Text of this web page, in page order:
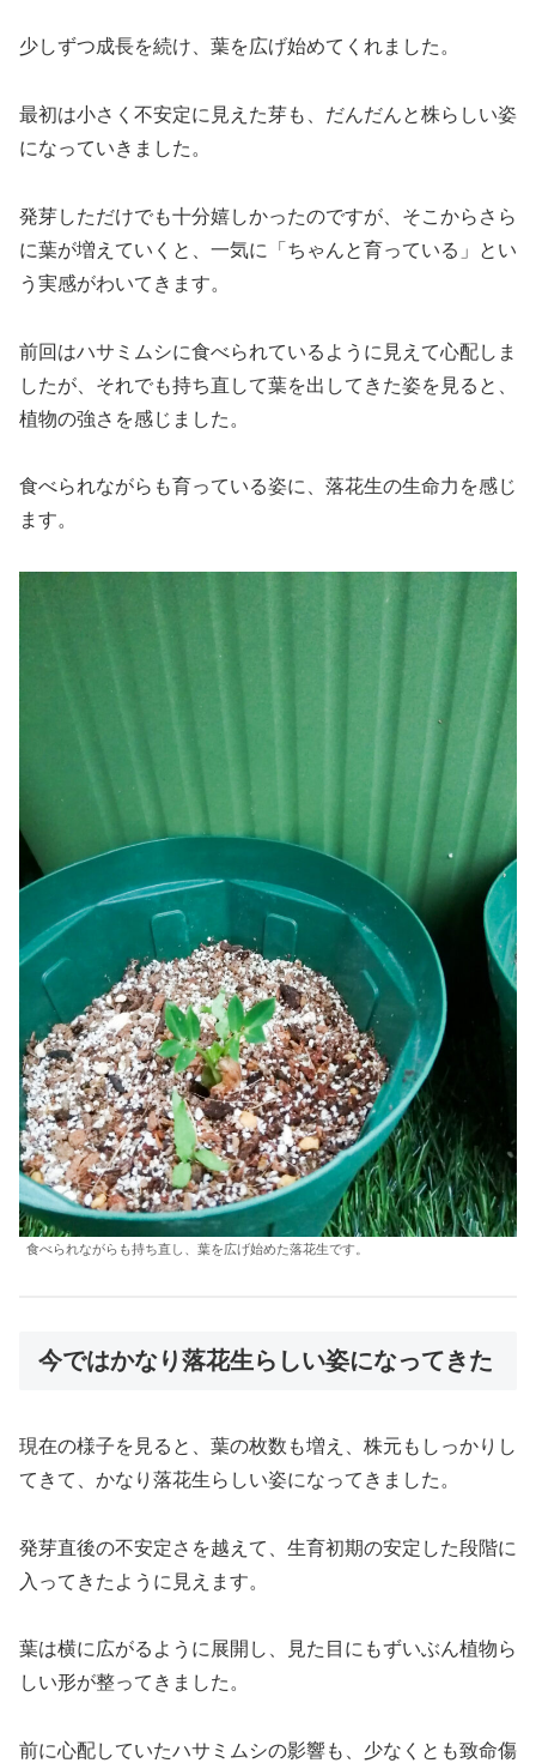
少しずつ成長を続け、葉を広げ始めてくれました。
最初は小さく不安定に見えた芽も、だんだんと株らしい姿
になっていきました。
発芽しただけでも十分嬉しかったのですが、そこからさら
に葉が増えていくと、一気に「ちゃんと育っている」とい
う実感がわいてきます。
前回はハサミムシに食べられているように見えて心配しま
したが、それでも持ち直して葉を出してきた姿を見ると、
植物の強さを感じました。
食べられながらも育っている姿に、落花生の生命力を感じ
ます。
食べられながらも持ち直し、葉を広げ始めた落花生です。
今ではかなり落花生らしい姿になってきた
現在の様子を見ると、葉の枚数も増え、株元もしっかりし
てきて、かなり落花生らしい姿になってきました。
発芽直後の不安定さを越えて、生育初期の安定した段階に
入ってきたように見えます。
葉は横に広がるように展開し、見た目にもずいぶん植物ら
しい形が整ってきました。
前に心配していたハサミムシの影響も、少なくとも致命傷